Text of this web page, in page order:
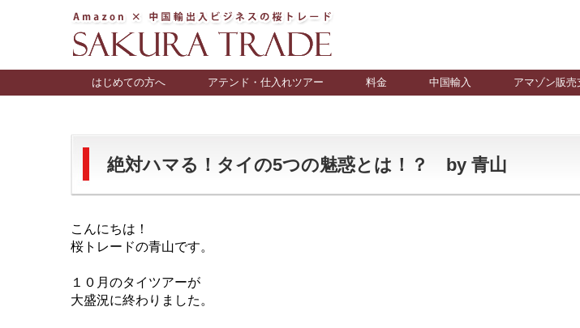
はじめての方へ アテンド・仕入れツアー 料金 中国輸入 アマゾン販売
絶対ハマる！タイの5つの魅惑とは！？ by 青山
こんにちは！
桜トレードの青山です。
１０月のタイツアーが
大盛況に終わりました。